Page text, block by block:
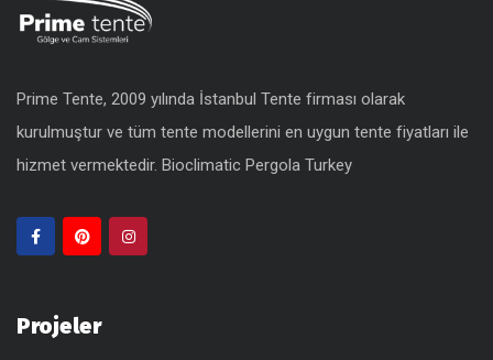
Prime Tente, 2009 yılında İstanbul Tente firması olarak
kurulmuştur ve tüm tente modellerini en uygun tente fiyatları ile
hizmet vermektedir. Bioclimatic Pergola Turkey
Projeler